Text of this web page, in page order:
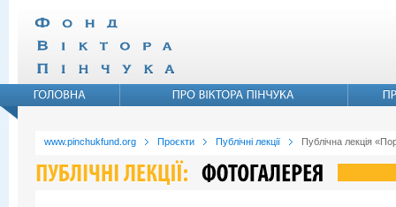
www.pinchukfund.org Проєкти Публічні лекції Публічна лекція